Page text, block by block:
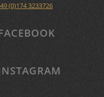
(0)174 3233726